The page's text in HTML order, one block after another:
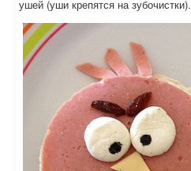
ушей (уши крепятся на зубочистки).